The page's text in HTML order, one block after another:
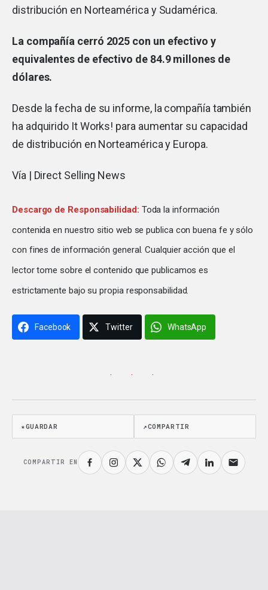
distribución en Norteamérica y Sudamérica.
La compañía cerró 2025 con un efectivo y
equivalentes de efectivo de 84.9 millones de
dólares.
Desde la fecha de su informe, la compañía también
ha adquirido It Works! para aumentar su capacidad
de distribución en Norteamérica y Europa.
Vía | Direct Selling News
Descargo de Responsabilidad: Toda la información
contenida en nuestro sitio web se publica con buena fe y sólo
con fines de información general. Cualquier acción que el
lector tome sobre el contenido que publicamos es
estrictamente bajo su propia responsabilidad.
Facebook Twitter WhatsApp
· · ·
★GUARDAR ↗COMPARTIR
COMPARTIR EN